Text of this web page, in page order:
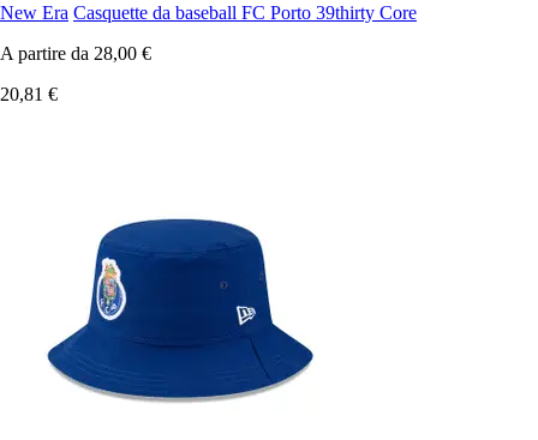
New Era Casquette da baseball FC Porto 39thirty Core
A partire da 28,00 €
20,81 €